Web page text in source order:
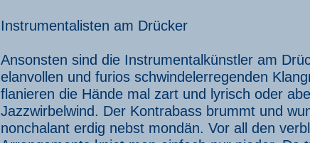
Instrumentalisten am Drücker
Ansonsten sind die Instrumentalkünstler am
elanvollen und furios schwindelerregenden
flanieren die Hände mal zart und lyrisch oder
Jazzwirbelwind. Der Kontrabass brummt und
nonchalant erdig nebst mondän. Vor all den